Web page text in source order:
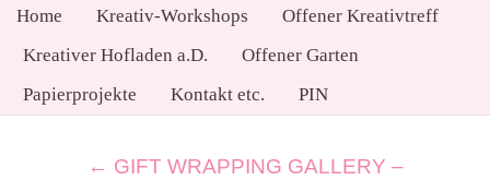
Home Kreativ-Workshops
Offener Kreativtreff
Kreativer Hofladen a.D.
Offener Garten
Papierprojekte
Kontakt etc. PIN
← GIFT WRAPPING GALLERY –